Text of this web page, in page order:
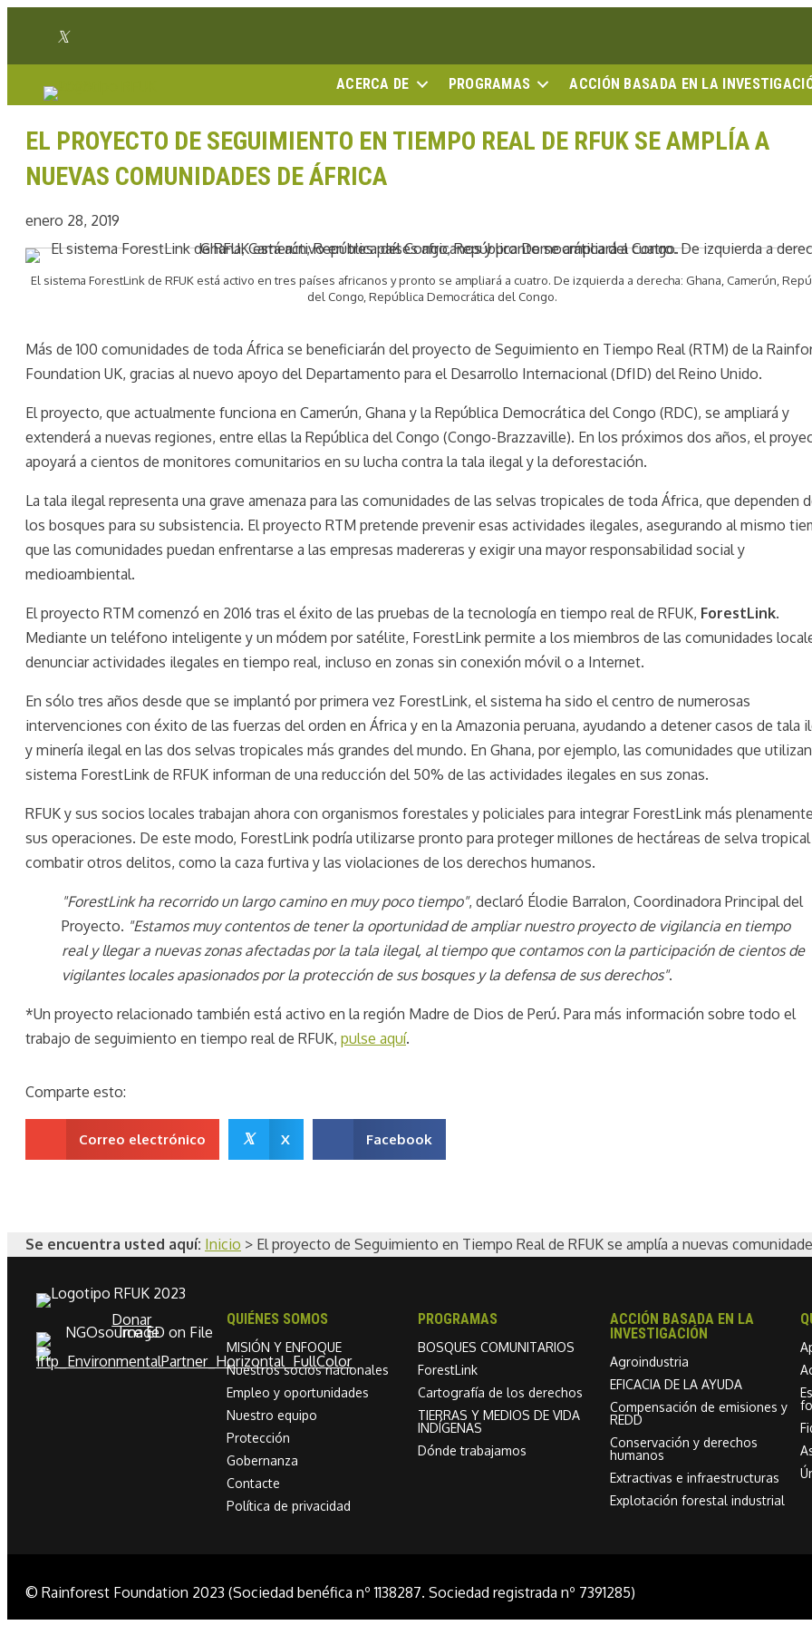
contenido
Enlace Twitter
ACERCA DE PROGRAMAS ACCIÓN BASADA EN LA
EL PROYECTO DE SEGUIMIENTO EN TIEMPO REAL DE RFUK SE AMPLÍA A
NUEVAS COMUNIDADES DE ÁFRICA
enero 28, 2019
El sistema ForestLink de RFUK está activo en tres países africanos y pronto se ampliará a cuatro. De izquierda a derecha: Ghana, Camerún,
del Congo, República Democrática del Congo.
Más de 100 comunidades de toda África se beneficiarán del proyecto de Seguimiento en Tiempo Real (RTM) de la
Foundation UK, gracias al nuevo apoyo del Departamento para el Desarrollo Internacional (DfID) del Reino Unido.
El proyecto, que actualmente funciona en Camerún, Ghana y la República Democrática del Congo (RDC), se ampliará y
extenderá a nuevas regiones, entre ellas la República del Congo (Congo-Brazzaville). En los próximos dos años, el
apoyará a cientos de monitores comunitarios en su lucha contra la tala ilegal y la deforestación.
La tala ilegal representa una grave amenaza para las comunidades de las selvas tropicales de toda África, que dependen
los bosques para su subsistencia. El proyecto RTM pretende prevenir esas actividades ilegales, asegurando al mismo
que las comunidades puedan enfrentarse a las empresas madereras y exigir una mayor responsabilidad social y
medioambiental.
El proyecto RTM comenzó en 2016 tras el éxito de las pruebas de la tecnología en tiempo real de RFUK, ForestLink.
Mediante un teléfono inteligente y un módem por satélite, ForestLink permite a los miembros de las comunidades
denunciar actividades ilegales en tiempo real, incluso en zonas sin conexión móvil o a Internet.
En sólo tres años desde que se implantó por primera vez ForestLink, el sistema ha sido el centro de numerosas
intervenciones con éxito de las fuerzas del orden en África y en la Amazonia peruana, ayudando a detener casos de tala
y minería ilegal en las dos selvas tropicales más grandes del mundo. En Ghana, por ejemplo, las comunidades que
sistema ForestLink de RFUK informan de una reducción del 50% de las actividades ilegales en sus zonas.
RFUK y sus socios locales trabajan ahora con organismos forestales y policiales para integrar ForestLink más
sus operaciones. De este modo, ForestLink podría utilizarse pronto para proteger millones de hectáreas de selva
combatir otros delitos, como la caza furtiva y las violaciones de los derechos humanos.
"ForestLink ha recorrido un largo camino en muy poco tiempo", declaró Élodie Barralon, Coordinadora Principal del
Proyecto. "Estamos muy contentos de tener la oportunidad de ampliar nuestro proyecto de vigilancia en tiempo
real y llegar a nuevas zonas afectadas por la tala ilegal, al tiempo que contamos con la participación de cientos de
vigilantes locales apasionados por la protección de sus bosques y la defensa de sus derechos".
*Un proyecto relacionado también está activo en la región Madre de Dios de Perú. Para más información sobre todo el
trabajo de seguimiento en tiempo real de RFUK, pulse aquí.
Comparte esto:
Correo electrónico 𝕏 X Facebook
Se encuentra usted aquí: Inicio > El proyecto de Seguimiento en Tiempo Real de RFUK se amplía a nuevas
Donar QUIÉNES SOMOS
MISIÓN Y ENFOQUE
Nuestros socios nacionales
Empleo y oportunidades
Nuestro equipo
Protección
Gobernanza
Contacte
Política de privacidad
PROGRAMAS
BOSQUES COMUNITARIOS
ForestLink
Cartografía de los derechos
TIERRAS Y MEDIOS DE VIDA
INDÍGENAS
Dónde trabajamos
ACCIÓN BASADA EN LA
INVESTIGACIÓN
Agroindustria
EFICACIA DE LA AYUDA
Compensación de emisiones y
REDD
Conservación y derechos
humanos
Extractivas e infraestructuras
Explotación forestal industrial
© Rainforest Foundation 2023 (Sociedad benéfica nº 1138287. Sociedad registrada nº 7391285)